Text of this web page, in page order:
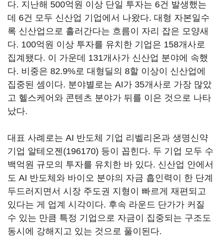
다. 지난해 500억원 이상 단일 투자는 6건 발생했는
데 6건 모두 신산업 기업에서 나왔다. 대형 자본일수
록 신산업으로 흘러간다는 흐름이 자리 잡은 모양새
다. 100억원 이상 투자를 유치한 기업은 158개사로
집계됐다. 이 가운데 131개사가 신산업 분야에 속했
다. 비중은 82.9%로 대형딜의 8할 이상이 신산업에
집중된 셈이다. 분야별로는 AI가 35개사로 가장 많았
고 헬스케어와 콘텐츠 분야가 뒤를 이은 것으로 나타
났다.
대표 사례로는 AI 반도체 기업 리벨리온과 생명신약
기업 알테오젠(196170) 등이 꼽힌다. 두 기업 모두 수
백억원 규모의 투자를 유치한 바 있다. 신산업 안에서
도 AI 반도체와 바이오 분야의 자금 흡인력이 한 단계
두드러지면서 시장 주도권 지형이 빠르게 재편되고
있다는 게 업계 시각이다. 후속 라운드 단가가 커질
수 있는 만큼 특정 기업으로 자금이 집중되는 구조도
동시에 강해지고 있는 것으로 풀이된다.